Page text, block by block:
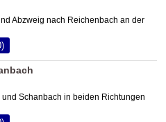
Abzweig nach Reichenbach an der
Schanbach in beiden Richtungen